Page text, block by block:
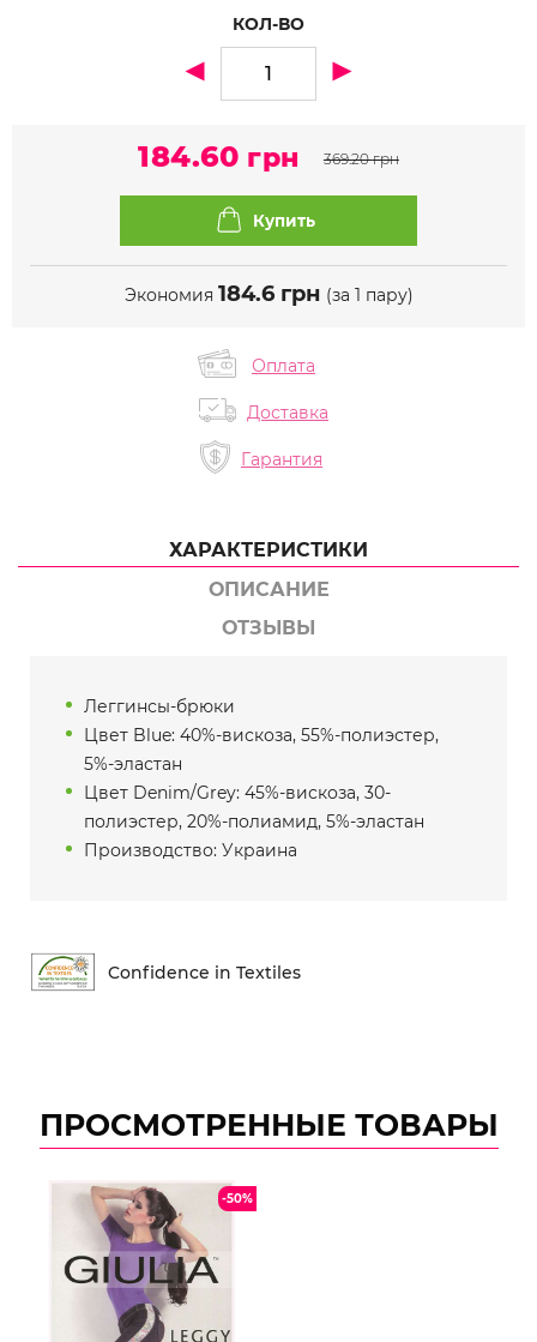
КОЛ-ВО
184.60 грн 369.20грн
Экономия 184.6 грн (за 1 пару)
Оплата
Доставка
Гарантия
ХАРАКТЕРИСТИКИ
ОПИСАНИЕ
ОТЗЫВЫ
Леггинсы-брюки
Цвет Blue: 40%-вискоза, 55%-полиэстер,
5%-эластан
Цвет Denim/Grey: 45%-вискоза, 30-
полиэстер, 20%-полиамид, 5%-эластан
Производство: Украина
Conf​idence in Textiles
ПРОСМОТРЕННЫЕ ТОВАРЫ
-50%